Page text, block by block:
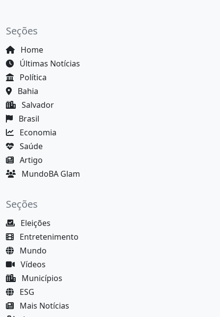
Seções
Home
Últimas Notícias
Política
Bahia
Salvador
Brasil
Economia
Saúde
Artigo
MundoBA Glam
Seções
Eleições
Entretenimento
Mundo
Vídeos
Municípios
ESG
Mais Notícias